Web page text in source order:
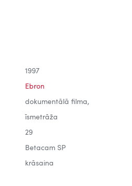
1997
Ebron
dokumentālā filma,
īsmetrāža
29
Betacam SP
krāsaina